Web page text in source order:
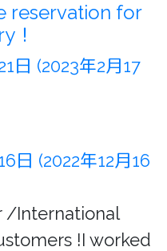
reservation for
！
日 (2023年2月17
日 (2022年12月16
/International
!I worked